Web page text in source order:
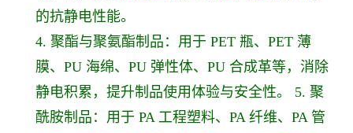
的抗静电性能。
4. 聚酯与聚氨酯制品：用于 PET 瓶、PET 薄
膜、PU 海绵、PU 弹性体、PU 合成革等，消除
静电积累，提升制品使用体验与安全性。 5. 聚
酰胺制品：用于 PA 工程塑料、PA 纤维、PA 管